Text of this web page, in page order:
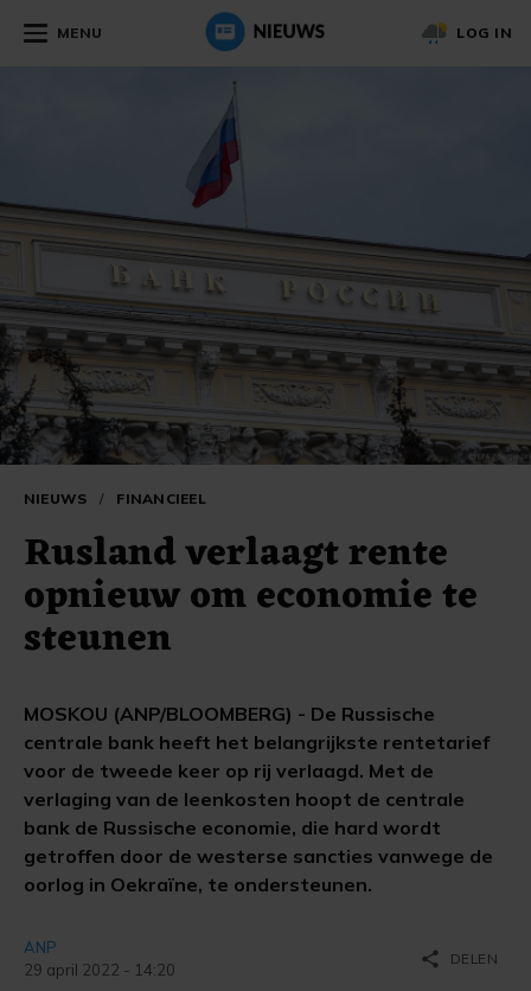
MENU LOG IN
NIEUWS / FINANCIEEL
Rusland verlaagt rente
opnieuw om economie te
steunen
MOSKOU (ANP/BLOOMBERG) - De Russische
centrale bank heeft het belangrijkste rentetarief
voor de tweede keer op rij verlaagd. Met de
verlaging van de leenkosten hoopt de centrale
bank de Russische economie, die hard wordt
getroffen door de westerse sancties vanwege de
oorlog in Oekraïne, te ondersteunen.
ANP
29 april 2022 - 14:20
share DELEN